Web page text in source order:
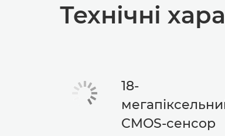
Технічні
18-
CMOS-сенсор